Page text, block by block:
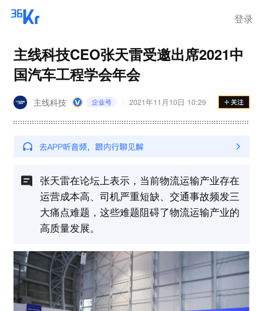
登录
主线科技CEO张天雷受邀出席2021中
国汽车工程学会年会
主线科技 2021年11月10日 10:29
张天雷在论坛上表示，当前物流运输产业存在
运营成本高、司机严重短缺、交通事故频发三
大痛点难题，这些难题阻碍了物流运输产业的
高质量发展。